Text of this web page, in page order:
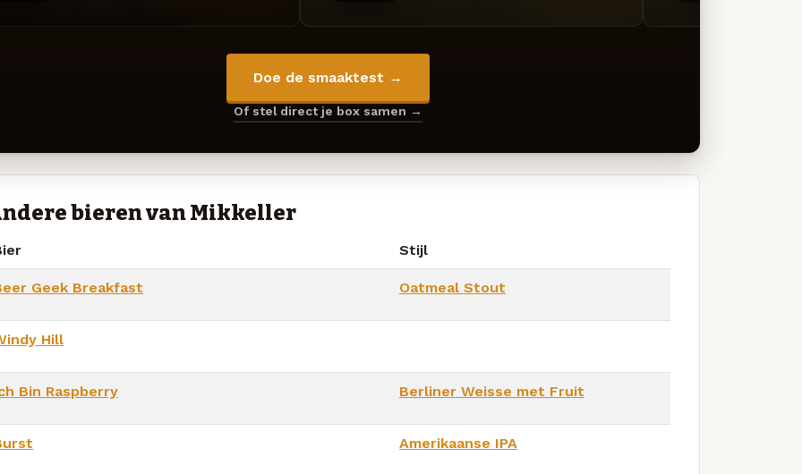
Doe de smaaktest →
Of stel direct je box samen →
bieren van Mikkeller
Stijl
Geek Breakfast Oatmeal Stout
Hill
Bin Raspberry Berliner Weisse met Fruit
Amerikaanse IPA